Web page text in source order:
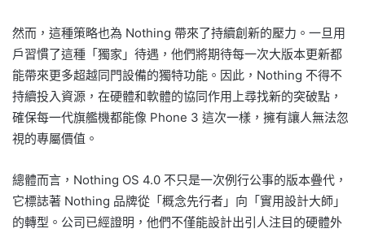
然而，這種策略也為 Nothing 帶來了持續創新的壓力。一旦用
戶習慣了這種「獨家」待遇，他們將期待每一次大版本更新都
能帶來更多超越同門設備的獨特功能。因此，Nothing 不得不
持續投入資源，在硬體和軟體的協同作用上尋找新的突破點，
確保每一代旗艦機都能像 Phone 3 這次一樣，擁有讓人無法忽
視的專屬價值。
總體而言，Nothing OS 4.0 不只是一次例行公事的版本疊代，
它標誌著 Nothing 品牌從「概念先行者」向「實用設計大師」
的轉型。公司已經證明，他們不僅能設計出引人注目的硬體外